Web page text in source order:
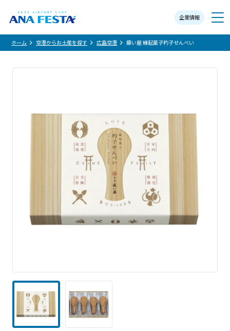
企業情報
メニュー
ホーム 空港からお土産を探す 広島空港 藤い屋 縁起菓子杓子せんべい